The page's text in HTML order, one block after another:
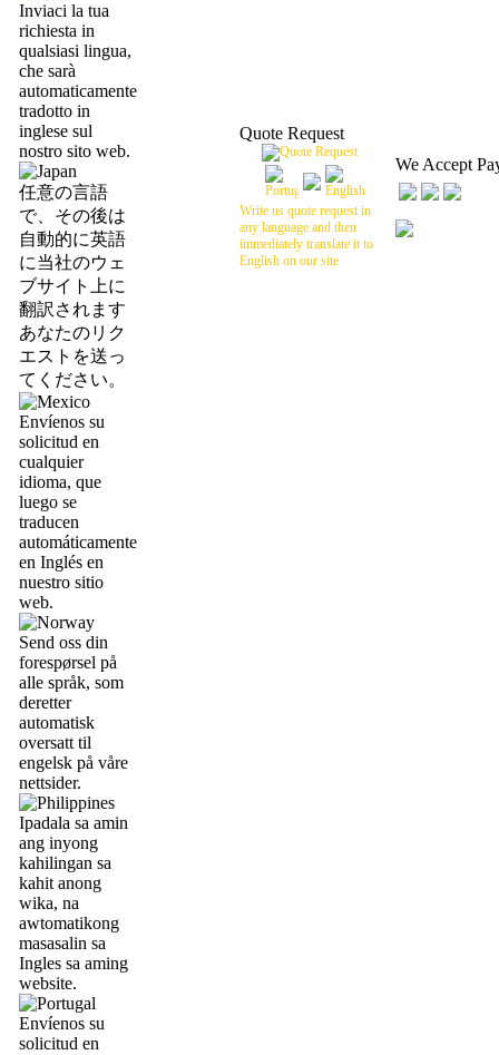
Inviaci la tua
richiesta in
qualsiasi lingua,
che sarà
automaticamente
tradotto in
inglese sul
nostro sito web.
任意の言語
で、その後は
自動的に英語
に当社のウェ
ブサイト上に
翻訳されます
あなたのリク
エストを送っ
てください。
Envíenos su
solicitud en
cualquier
idioma, que
luego se
traducen
automáticamente
en Inglés en
nuestro sitio
web.
Send oss din
forespørsel på
alle språk, som
deretter
automatisk
oversatt til
engelsk på våre
nettsider.
Ipadala sa amin
ang inyong
kahilingan sa
kahit anong
wika, na
awtomatikong
masasalin sa
Ingles sa aming
website.
Envíenos su
solicitud en
Quote Request
Write us quote request in
any language and then
immediately translate it to
English on our site
We Accept